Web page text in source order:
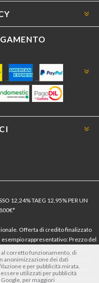
12,24% TAEG 12,95% PER UN
Offerta di credito finalizzato
rappresentativo: Prezzo del
in 23 rate da € 40 costi accessori
€ 800. Importo totale dovuto dal
rata a 90 giorni. Al fine di gestire
eventuali altre offerte disponibili,
corretto funzionamento, di
anonimizzazione dei dati
e per pubblicità mirata.
utilizzati per pubblicità
per maggiori